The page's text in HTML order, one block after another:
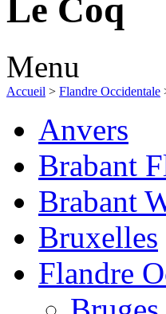
Le Coq
Menu
Accueil > Flandre Occidentale
Anvers
Brabant
Brabant
Bruxelles
Flandre